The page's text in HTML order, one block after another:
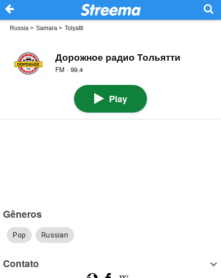
Russia > Samara > Tolyatti
Дорожное радио Тольятти
FM · 99.4
Play
Gêneros
Pop Russian
Contato